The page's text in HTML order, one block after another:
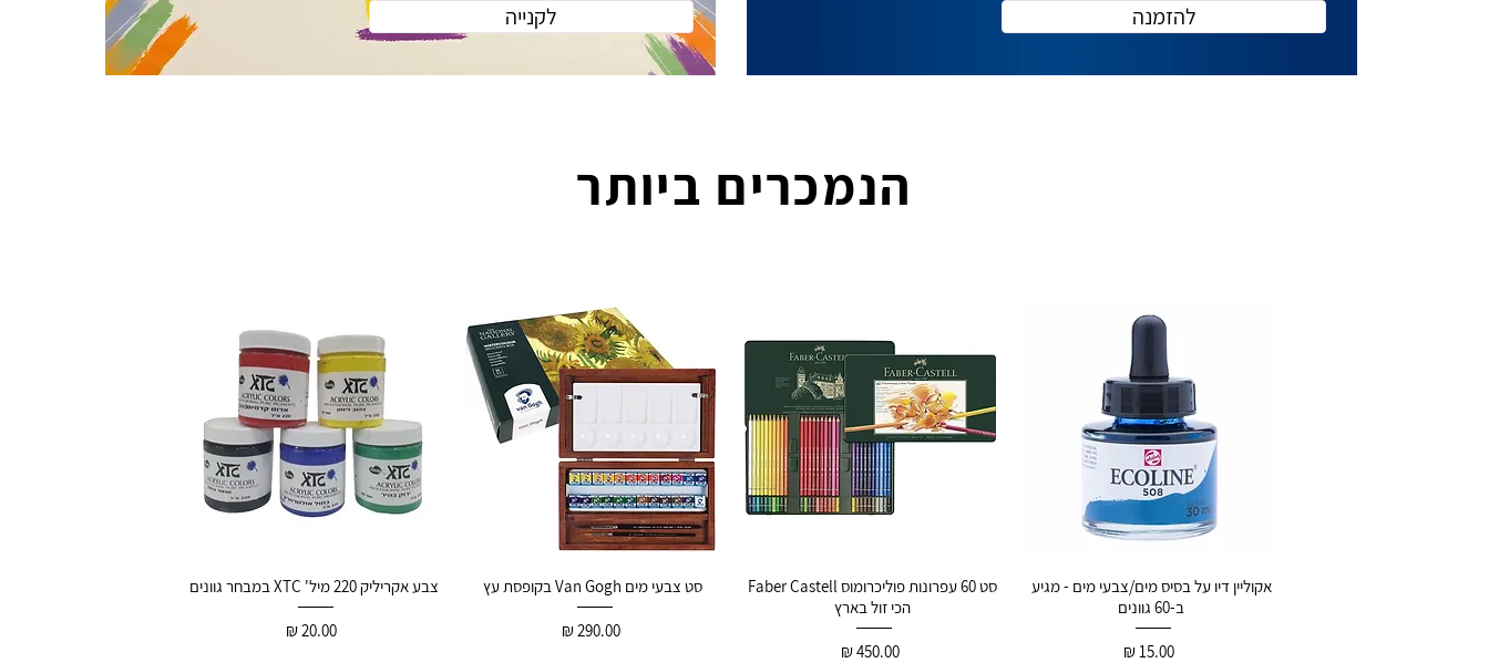
לקנייה להזמנה
הנמכרים ביותר
אקוליין דיו על בסיס מים/צבעי מים - מגיע
ב-60 גוונים
15.00 ₪
סט 60 עפרונות פוליכרומוס Faber Castell
הכי זול בארץ
450.00 ₪
סט צבעי מים Van Gogh בקופסת עץ
290.00 ₪
צבע אקריליק 220 מיל' XTC במבחר גוונים
20.00 ₪